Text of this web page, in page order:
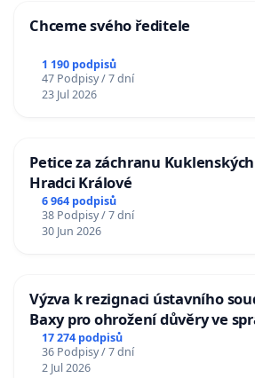
Chceme svého ředitele
1 190 podpisů
47 Podpisy / 7 dní
23 Jul 2026
Petice za záchranu
Hradci Králové
6 964 podpisů
38 Podpisy / 7 dní
30 Jun 2026
Výzva k rezignaci ústavního
Baxy pro ohrožení důvěry ve
17 274 podpisů
36 Podpisy / 7 dní
2 Jul 2026